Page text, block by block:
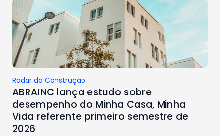
Radar da Construção
ABRAINC lança estudo sobre
desempenho do Minha Casa, Minha
Vida referente primeiro semestre de
2026